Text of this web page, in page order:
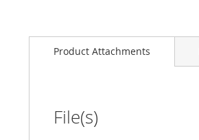
Product Attachments
File(s)